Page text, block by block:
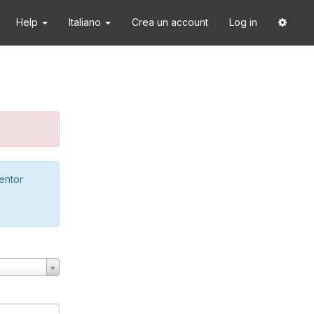
Help Italiano Crea un account Log in